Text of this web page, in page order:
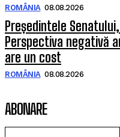
ROMÂNIA 08.08.2026
Președintele
Perspectiva negativă
are un cost
ROMÂNIA 08.08.2026
ABONARE